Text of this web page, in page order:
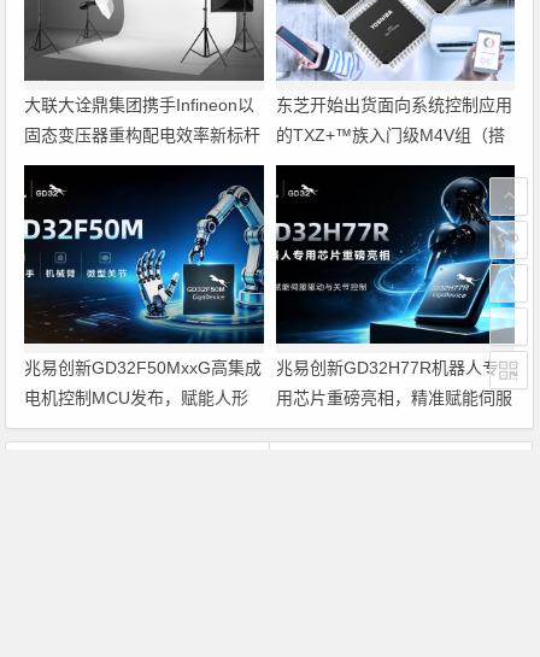
大联大诠鼎集团携手Infineon以
固态变压器重构配电效率新标杆
东芝开始出货面向系统控制应用
的TXZ+™族入门级M4V组（搭
载Arm Cortex‑M4内核的标准微
控制器）工程样品
兆易创新GD32F50MxxG高集成
电机控制MCU发布，赋能人形
机器人关节驱动革新
兆易创新GD32H77R机器人专
用芯片重磅亮相，精准赋能伺服
驱动与关节控制